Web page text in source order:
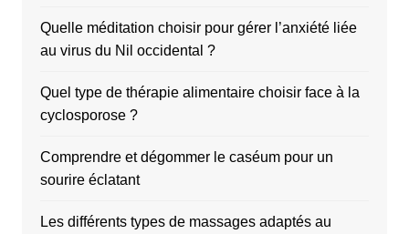
Quelle méditation choisir pour gérer l’anxiété liée
au virus du Nil occidental ?
Quel type de thérapie alimentaire choisir face à la
cyclosporose ?
Comprendre et dégommer le caséum pour un
sourire éclatant
Les différents types de massages adaptés au